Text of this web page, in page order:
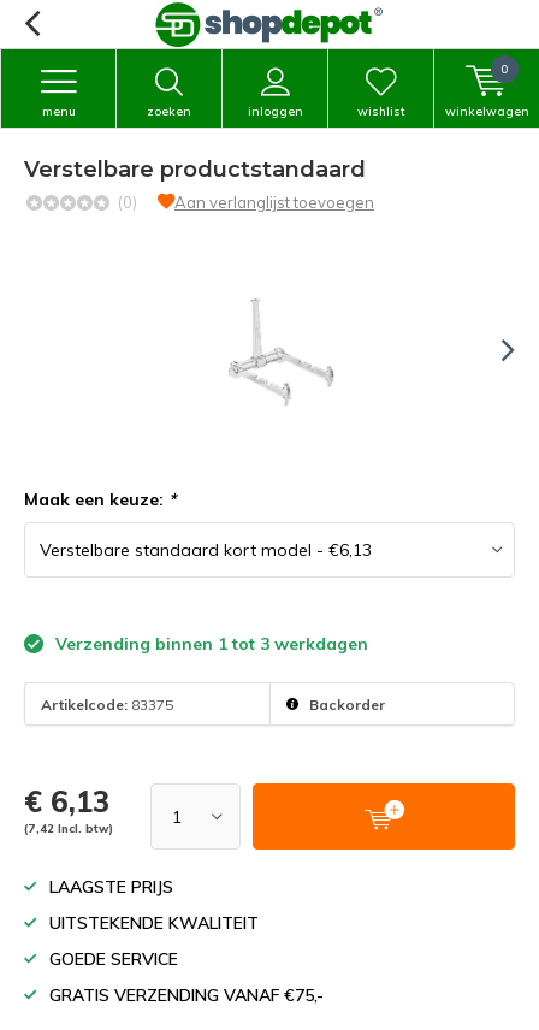
zoeken inloggen
menu wishlist winkelwagen
0
Verstelbare productstandaard
(0) Aan verlanglijst toevoegen
Maak een keuze: *
Verzending binnen 1 tot 3 werkdagen
Artikelcode: 83375 Backorder
€ 6,13
(7,42 Incl. btw)
LAAGSTE PRIJS
UITSTEKENDE KWALITEIT
GOEDE SERVICE
GRATIS VERZENDING VANAF €75,-